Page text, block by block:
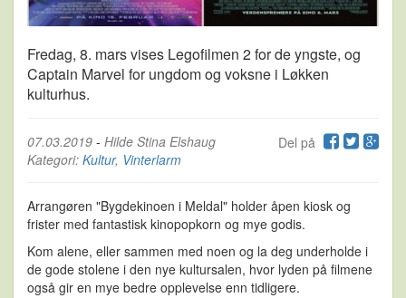
Fredag, 8. mars vises Legofilmen 2 for de yngste, og
Captain Marvel for ungdom og voksne i Løkken
kulturhus.
Del på
07.03.2019 - Hilde Stina Elshaug
Kategori: Kultur, Vinterlarm
Arrangøren "Bygdekinoen i Meldal" holder åpen kiosk og
frister med fantastisk kinopopkorn og mye godis.
Kom alene, eller sammen med noen og la deg underholde i
de gode stolene i den nye kultursalen, hvor lyden på filmene
også gir en mye bedre opplevelse enn tidligere.